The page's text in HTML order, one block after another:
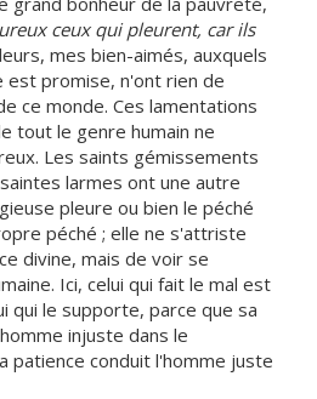
ceux qui pleurent, car ils
mes bien-aimés, auxquels
est promise, n'ont rien de
ce monde. Ces lamentations
tout le genre humain ne
Les saints gémissements
larmes ont une autre
pleure ou bien le péché
péché ; elle ne s'attriste
divine, mais de voir se
Ici, celui qui fait le mal est
qui le supporte, parce que sa
injuste dans le
patience conduit l'homme juste